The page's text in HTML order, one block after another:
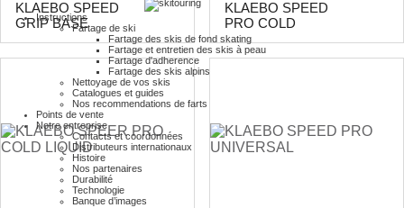
Instructions
Fartage de ski
Fartage des skis de fond skating
Fartage et entretien des skis à peau
Fartage d'adherence
Fartage des skis alpins
Nettoyage de vos skis
Catalogues et guides
Nos recommendations de farts
Points de vente
Notre entreprise
Contacts et coordonnées
Distributeurs internationaux
Histoire
Nos partenaires
Durabilité
Technologie
Banque d’images
KLAEBO SPEED
GRIP BASE
KLAEBO SPEED
PRO COLD